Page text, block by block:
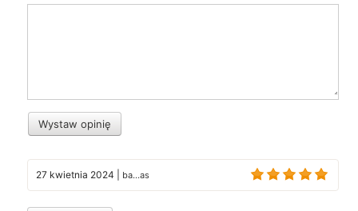
Wystaw opinię
27 kwietnia 2024 ba...as